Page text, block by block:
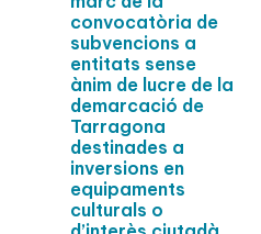
convocatòria de
subvencions a
entitats sense
ànim de lucre de la
demarcació de
Tarragona
destinades a
inversions en
equipaments
culturals o